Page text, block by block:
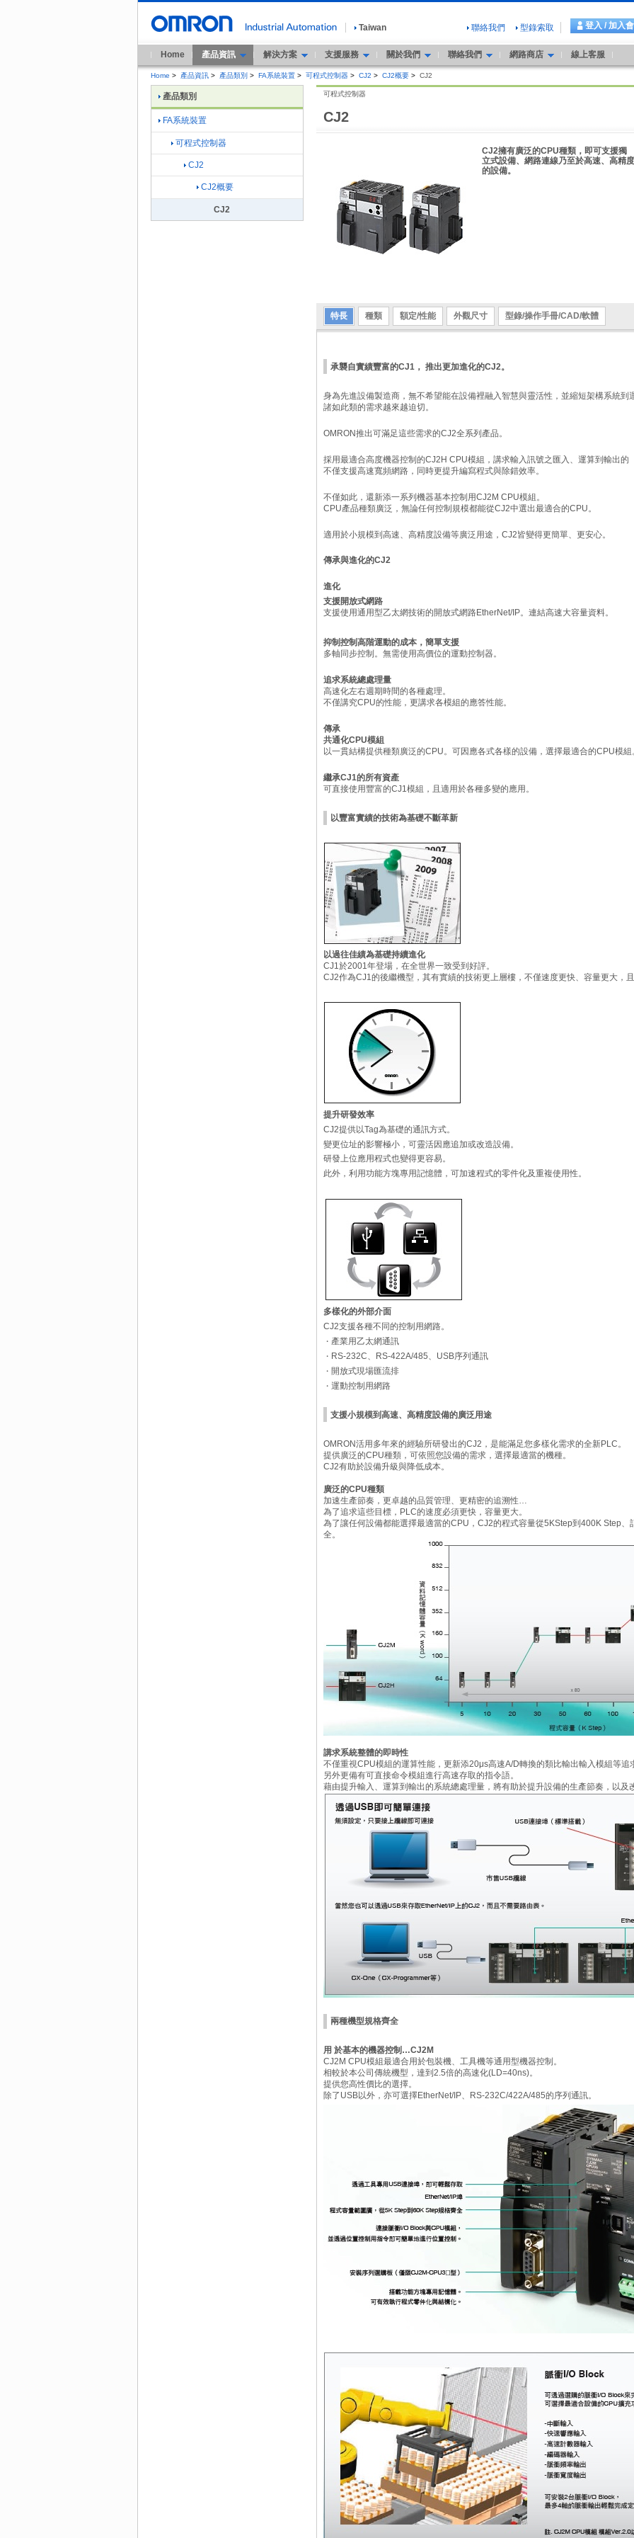
Taiwan 聯絡我們 型錄索取 登入 / 加入
Home 產品資訊 解決方案 支援服務 關於我們 聯絡我們 網路商店 線上客服
Home > 產品資訊 > 產品類別 > FA系統裝置 > 可程式控制器 > CJ2 > CJ2概要 > CJ2
CJ2
可程式控制器
CJ2擁有廣泛的CPU種類，即可支援獨
立式設備、網路連線乃至於高速、高精度
的設備。
特長 種類 額定/性能 外觀尺寸 型錄/操作手冊/CAD/軟體
承襲自實績豐富的CJ1， 推出更加進化的CJ2。
身為先進設備製造商，無不希望能在設備裡融入智慧與靈活性，並縮短架構系統到
諸如此類的需求越來越迫切。
OMRON推出可滿足這些需求的CJ2全系列產品。
採用最適合高度機器控制的CJ2H CPU模組，講求輸入訊號之匯入、運算到輸出的
不僅支援高速寬頻網路，同時更提升編寫程式與除錯效率。
不僅如此，還新添一系列機器基本控制用CJ2M CPU模組。
CPU產品種類廣泛，無論任何控制規模都能從CJ2中選出最適合的CPU。
適用於小規模到高速、高精度設備等廣泛用途，CJ2皆變得更簡單、更安心。
傳承與進化的CJ2
進化
支援開放式網路
支援使用通用型乙太網技術的開放式網路EtherNet/IP。 連結高速大容量資料。
抑制控制高階運動的成本，簡單支援
多軸同步控制。無需使用高價位的運動控制器。
追求系統總處理量
高速化左右週期時間的各種處理。
不僅講究CPU的性能，更講求各模組的應答性能。
傳承
共通化CPU模組
以一貫結構提供種類廣泛的CPU。可因應各式各樣的設備，選擇最適合的CPU模組
繼承CJ1的所有資產
可直接使用豐富的CJ1模組，且適用於各種多變的應用。
以豐富實績的技術為基礎不斷革新
以過往佳績為基礎持續進化
CJ1於2001年登場，在全世界一致受到好評。
CJ2作為CJ1的後繼機型，其有實績的技術更上層樓，不僅速度更快、容量更大，
提升研發效率
CJ2提供以Tag為基礎的通訊方式。
變更位址的影響極小，可靈活因應追加或改造設備。
研發上位應用程式也變得更容易。
此外，利用功能方塊專用記憶體，可加速程式的零件化及重複使用性。
多樣化的外部介面
CJ2支援各種不同的控制用網路。
・ 產業用乙太網通訊
・ RS-232C、RS-422A/485、 USB序列通訊
・ 開放式現場匯流排
・ 運動控制用網路
支援小規模到高速、高精度設備的廣泛用途
OMRON活用多年來的經驗所研發出的CJ2，是能滿足您多樣化需求的全新PLC。
提供廣泛的CPU種類，可依照您設備的需求，選擇最適當的機種。
CJ2有助於設備升級與降低成本。
廣泛的CPU種類
加速生產節奏，更卓越的品質管理、更精密的追溯性…
為了追求這些目標，PLC的速度必須更快，容量更大。
為了讓任何設備都能選擇最適當的CPU，CJ2的程式容量從5KStep到400K Step
全。
講求系統整體的即時性
不僅重視CPU模組的運算性能，更新添20μs高速A/D轉換的類比輸出輸入模組等追
另外更備有可直接命令模組進行高速存取的指令語。
藉由提升輸入、運算到輸出的系統總處理量，將有助於提升設備的生產節奏，以及
兩種機型規格齊全
用 於基本的機器控制…CJ2M
CJ2M CPU模組最適合用於包裝機、工具機等通用型機器控制。
相較於本公司傳統機型，達到2.5倍的高速化(LD=40ns)。
提供您高性價比的選擇。
除了USB以外，亦可選擇EtherNet/IP、RS-232C/422A/485的序列通訊。
產品類別
FA系統裝置
可程式控制器
CJ2
CJ2概要
CJ2